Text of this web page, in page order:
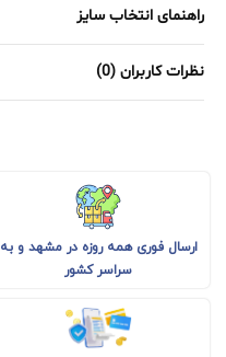
راهنمای انتخاب سایز
نظرات کاربران (0)
ارسال فوری همه روزه در مشهد و به
سراسر کشور